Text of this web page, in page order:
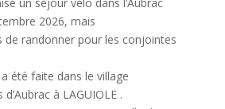
2026, mais
de randonner pour les conjointes
été faite dans le village
à LAGUIOLE .